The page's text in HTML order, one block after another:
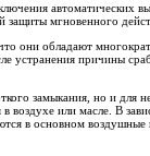
автоматических
защиты мгновенного
они обладают
устранения причины
замыкания, но и для
или масле. В
в основном воздушные